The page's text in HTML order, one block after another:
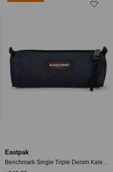
Eastpak
Benchmark Single Triple Denim Kalem Çantası Vfe-ek37226w